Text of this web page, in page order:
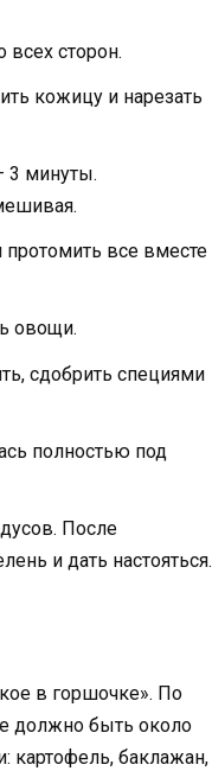
сторон.
кожицу и нарезать
3 минуты.
все вместе
овощи.
сдобрить специями
полностью под
После
и дать настояться.
в горшочке». По
должно быть около
картофель, баклажан,